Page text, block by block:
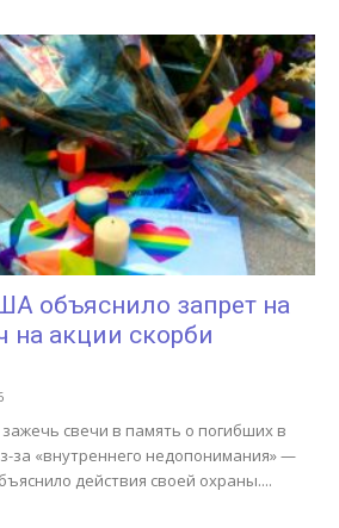
объяснило запрет на
на акции скорби
свечи в память о погибших в
за «внутреннего недопонимания» —
действия своей охраны....